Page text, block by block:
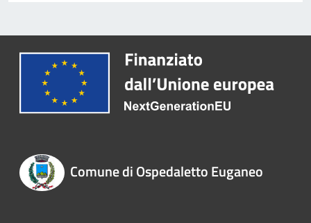
Comune di Ospedaletto Euganeo